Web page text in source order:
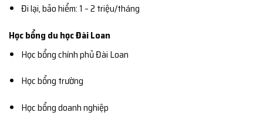
Đi lại, bảo hiểm: 1 – 2 triệu/tháng
Học bổng du học Đài Loan
Học bổng chính phủ Đài Loan
Học bổng trường
Học bổng doanh nghiệp